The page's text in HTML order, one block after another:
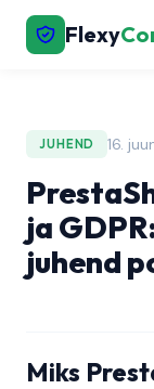
Flexy
JUHEND 16.
ja
juhend
Miks